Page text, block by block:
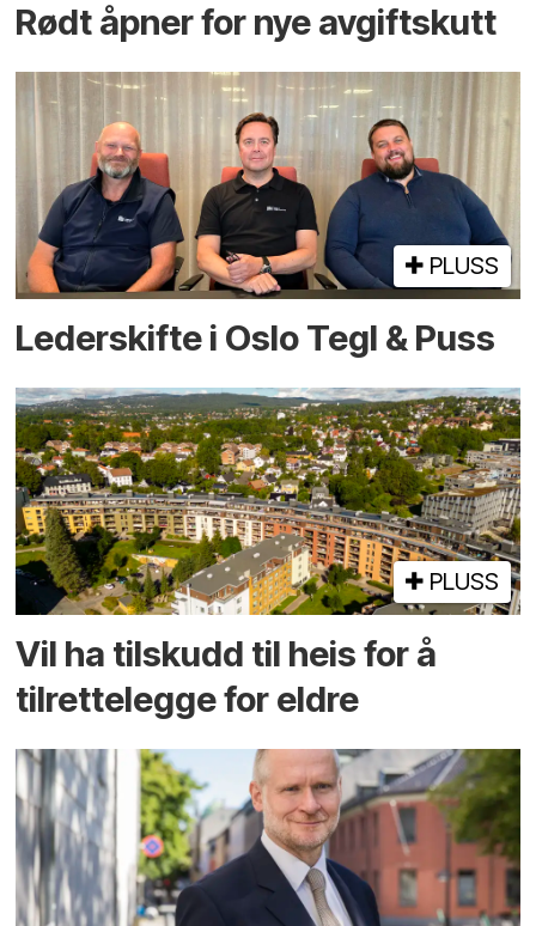
Rødt åpner for nye avgiftskutt
PLUSS
Lederskifte i Oslo Tegl & Puss
PLUSS
Vil ha tilskudd til heis for å
tilrettelegge for eldre